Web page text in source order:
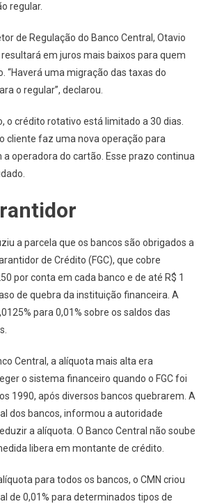
regular.
de Regulação do Banco Central, Otavio
em juros mais baixos para quem
“Haverá uma migração das taxas do
o regular”, declarou.
o crédito rotativo está limitado a 30 dias.
cliente faz uma nova operação para
a operadora do cartão. Esse prazo continua
a parcela que os bancos são obrigados a
de Crédito (FGC), que cobre
por conta em cada banco e de até R$ 1
de quebra da instituição financeira. A
para 0,01% sobre os saldos das
Central, a alíquota mais alta era
o sistema financeiro quando o FGC foi
1990, após diversos bancos quebrarem. A
dos bancos, informou a autoridade
a alíquota. O Banco Central não soube
libera em montante de crédito.
para todos os bancos, o CMN criou
de 0,01% para determinados tipos de